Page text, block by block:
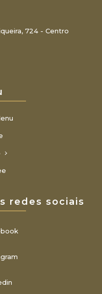
724 - Centro
redes sociais